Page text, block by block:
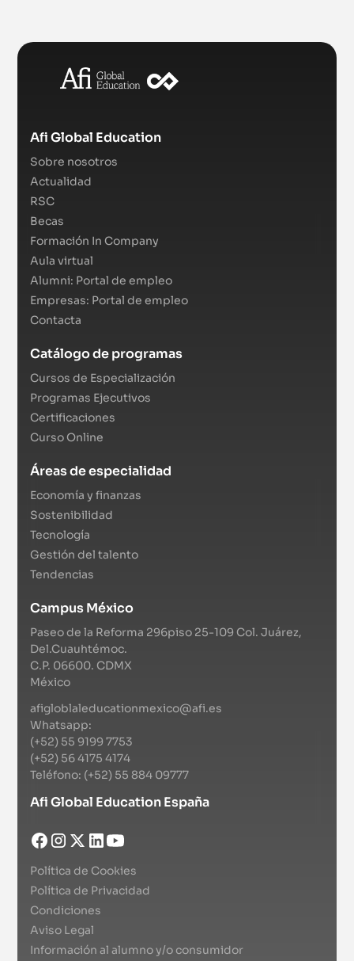
Afi Global Education
Sobre nosotros
Actualidad
RSC
Becas
Formación In Company
Aula virtual
Alumni: Portal de empleo
Empresas: Portal de empleo
Contacta
Catálogo de programas
Cursos de Especialización
Programas Ejecutivos
Certificaciones
Curso Online
Áreas de especialidad
Economía y finanzas
Sostenibilidad
Tecnología
Gestión del talento
Tendencias
Campus México
Paseo de la Reforma 296piso 25-109 Col. Juárez,
Del.Cuauhtémoc.
C.P. 06600. CDMX
México
afigloblaleducationmexico@afi.es
Whatsapp:
(+52) 55 9199 7753
(+52) 56 4175 4174
Teléfono: (+52) 55 884 09777
Afi Global Education España
Política de Cookies
Política de Privacidad
Condiciones
Aviso Legal
Información al alumno y/o consumidor